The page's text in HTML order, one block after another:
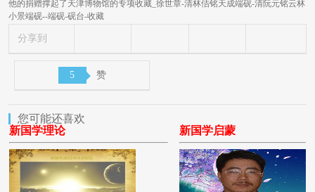
他的捐赠撑起了天津博物馆的专项收藏_徐世章-清林佶铭天成端砚-清阮元铭云林
小景端砚--端砚-砚台-收藏
分享到
5 赞
您可能还喜欢
新国学理论
新国学启蒙